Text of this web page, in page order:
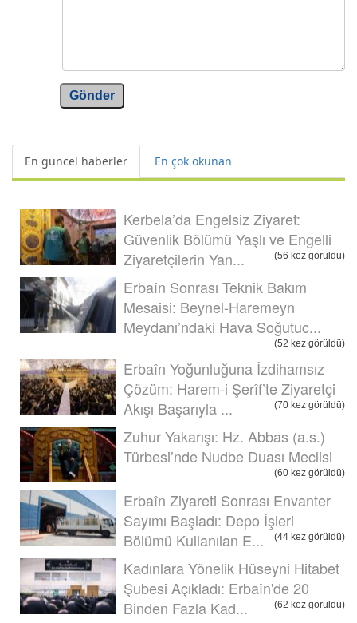
Gönder
En güncel haberler En çok okunan
Kerbela’da Engelsiz Ziyaret:
Güvenlik Bölümü Yaşlı ve Engelli
Ziyaretçilerin Yan...
(56 kez görüldü)
Erbaîn Sonrası Teknik Bakım
Mesaisi: Beynel-Haremeyn
Meydanı’ndaki Hava Soğutuc...
(52 kez görüldü)
Erbaîn Yoğunluğuna İzdihamsız
Çözüm: Harem-i Şerîf’te Ziyaretçi
Akışı Başarıyla ...
(70 kez görüldü)
Zuhur Yakarışı: Hz. Abbas (a.s.)
Türbesi’nde Nudbe Duası Meclisi
(60 kez görüldü)
Erbaîn Ziyareti Sonrası Envanter
Sayımı Başladı: Depo İşleri
Bölümü Kullanılan E...
(44 kez görüldü)
Kadınlara Yönelik Hüseyni Hitabet
Şubesi Açıkladı: Erbaîn'de 20
Binden Fazla Kad...
(62 kez görüldü)